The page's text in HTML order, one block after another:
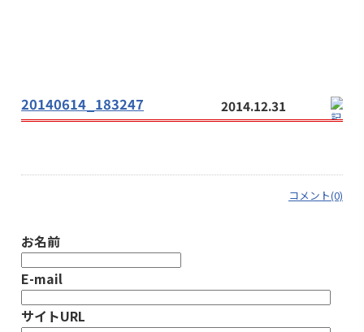
20140614_183247 2014.12.31
コメント(0)
お名前
E-mail
サイトURL